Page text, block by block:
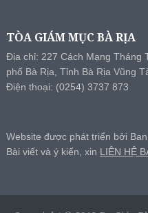
TÒA GIÁM MỤC BÀ RỊA
Địa chỉ: 227 Cách Mạng Tháng
phố Bà Rịa, Tỉnh Bà Rịa Vũng
Điện thoại: (0254) 3737 873
Website được phát triển bởi
Bài viết và ý kiến, xin LIÊN HỆ